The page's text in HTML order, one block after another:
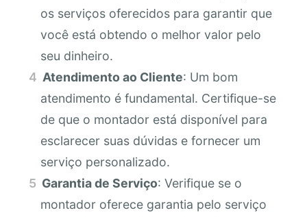
os serviços oferecidos para garantir que
você está obtendo o melhor valor pelo
seu dinheiro.
Atendimento ao Cliente: Um bom
atendimento é fundamental. Certifique-se
de que o montador está disponível para
esclarecer suas dúvidas e fornecer um
serviço personalizado.
Garantia de Serviço: Verifique se o
montador oferece garantia pelo serviço